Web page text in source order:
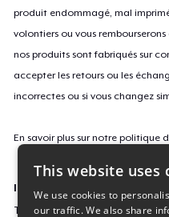
produit endommagé, mal
volontiers ou vous
nos produits sont fabriqués sur
accepter les retours ou les
incorrectes ou si vous changez
En savoir plus sur notre politique
ID campagne
The_Big_Game
This website uses
We use cookies to
our traffic. We also share